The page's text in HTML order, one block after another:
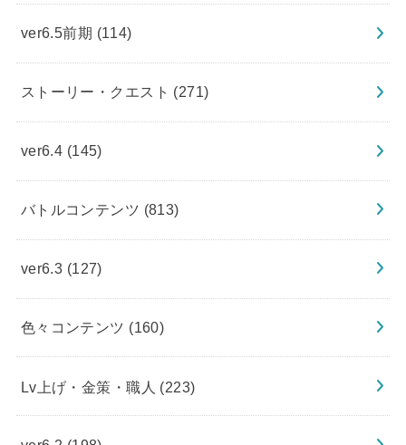
ver6.5前期 (114)
ストーリー・クエスト (271)
ver6.4 (145)
バトルコンテンツ (813)
ver6.3 (127)
色々コンテンツ (160)
Lv上げ・金策・職人 (223)